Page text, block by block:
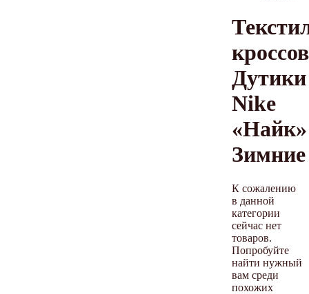
Дутики
Nike
«Найк»
Зимние
К сожалению
в данной
категории
сейчас нет
товаров.
Попробуйте
найти нужный
вам среди
похожих